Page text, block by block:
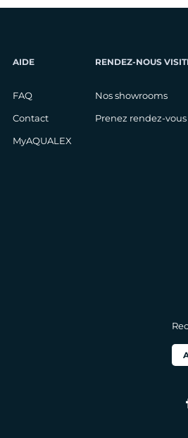
AIDE
FAQ
Contact
MyAQUALEX
RENDEZ-NOUS
Nos showrooms
Prenez rendez-vous